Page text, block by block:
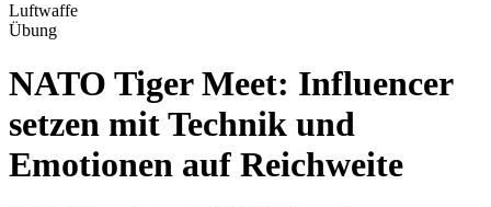
Luftwaffe
Übung
NATO Tiger Meet: Influencer
setzen mit Technik und
Emotionen auf Reichweite